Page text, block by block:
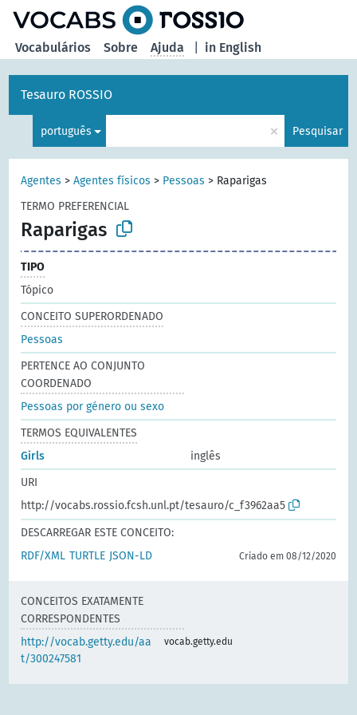
in English
Vocabulários Sobre Ajuda
Tesauro ROSSIO
português × Pesquisar
Agentes >Agentes físicos > Pessoas > Raparigas
TERMO PREFERENCIAL
Raparigas
TIPO
Tópico
CONCEITO SUPERORDENADO
Pessoas
PERTENCE AO CONJUNTO
COORDENADO
Pessoas por género ou sexo
TERMOS EQUIVALENTES
Girls
inglês
URI
http://vocabs.rossio.fcsh.unl.pt/tesauro/c_f3962aa5
DESCARREGAR ESTE CONCEITO:
RDF/XML TURTLE JSON-LD Criado em 08/12/2020
CONCEITOS EXATAMENTE
CORRESPONDENTES
http://vocab.getty.edu/aa
t/300247581
vocab.getty.edu